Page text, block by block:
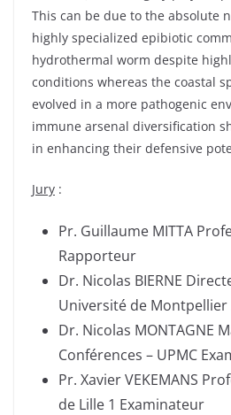
This can be due to the absolute
highly specialized epibiotic
hydrothermal worm despite
conditions whereas the coastal
evolved in a more pathogenic
immune arsenal diversification
in enhancing their defensive
Jury :
Pr. Guillaume MITTA
Rapporteur
Dr. Nicolas BIERNE
Université de
Dr. Nicolas MONTAGNE
Conférences – UPMC
Pr. Xavier VEKEMANS
de Lille 1 Examinateur